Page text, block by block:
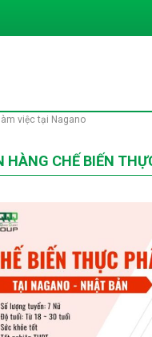
việc tại Nagano
HÀNG CHẾ BIẾN